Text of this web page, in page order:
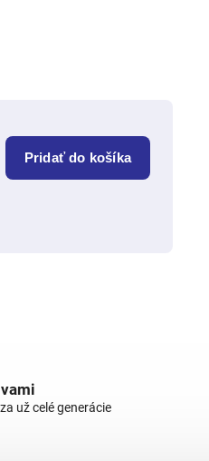
Pridať do košíka
už celé generácie